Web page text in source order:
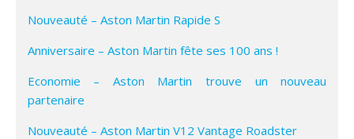
Nouveauté – Aston Martin Rapide S
Anniversaire – Aston Martin fête ses 100 ans !
Economie – Aston Martin trouve un nouveau
partenaire
Nouveauté – Aston Martin V12 Vantage Roadster